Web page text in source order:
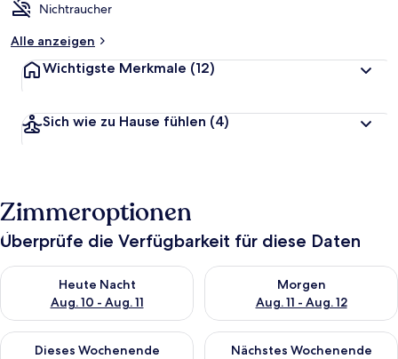
Nichtraucher
Alle anzeigen
Wichtigste Merkmale (12)
Sich wie zu Hause fühlen (4)
Zimmeroptionen
Überprüfe die Verfügbarkeit für diese Daten
Heute Nacht
Aug. 10 - Aug. 11
Überprüfe die Verfügbarkeit für heute Nacht, Aug. 10 - Aug.
Morgen
Aug. 11 - Aug. 12
Überprüfe die Verfügbarkeit
Dieses Wochenende
Überprüfe die Verfügbarkeit für dieses Wochenende, Aug. 14
Nächstes Wochenende
Überprüfe die Verfügbarkeit